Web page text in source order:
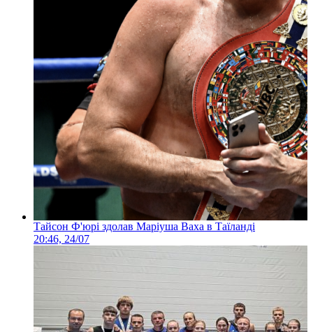
Тайсон Ф'юрі здолав Маріуша Ваха в Таїланді
20:46, 24/07